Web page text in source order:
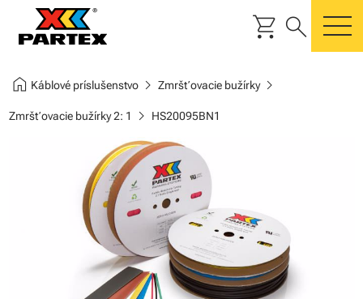
shopping_cart search
home Káblové príslušenstvochevron_right Zmršťovacie bužírkychevron_right
Zmršťovacie bužírky 2: 1 chevron_right HS20095BN1